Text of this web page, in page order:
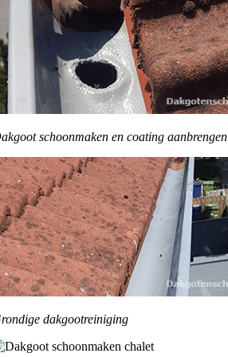
schoonmaken en coating aanbrengen
dakgootreiniging